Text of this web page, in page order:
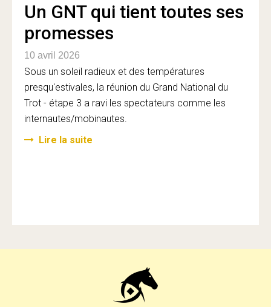
Un GNT qui tient toutes ses
promesses
10 avril 2026
Sous un soleil radieux et des températures
presqu'estivales, la réunion du Grand National du
Trot - étape 3 a ravi les spectateurs comme les
internautes/mobinautes.
Lire la suite